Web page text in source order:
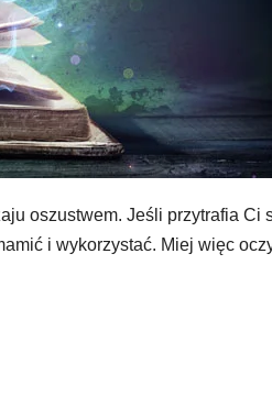
oszustwem. Jeśli przytrafia Ci
i wykorzystać. Miej więc